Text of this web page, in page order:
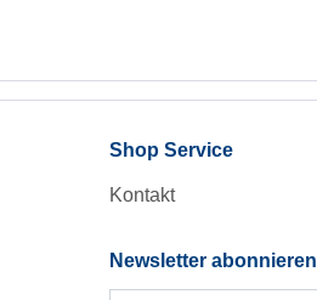
Shop Service
Kontakt
Newsletter abonnieren